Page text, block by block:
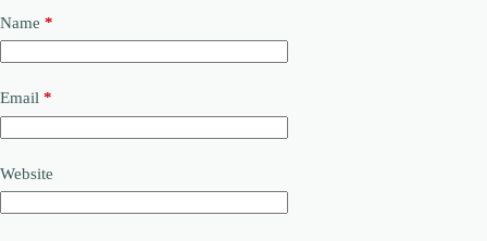
Name *
Email *
Website